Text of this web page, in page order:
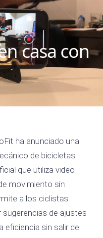
CARLOS
casa con
ha anunciado una
de bicicletas
que utiliza video
movimiento sin
a los ciclistas
de ajustes
eficiencia sin salir de